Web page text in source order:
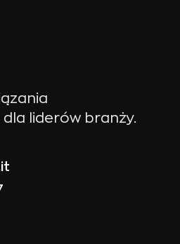
liderów branży.